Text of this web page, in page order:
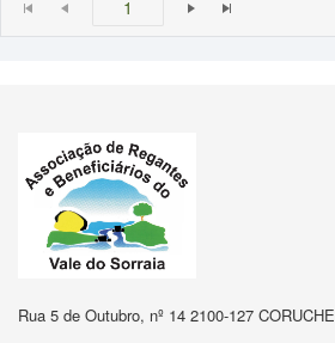
Rua 5 de Outubro, nº 14 2100-127 CORUCHE